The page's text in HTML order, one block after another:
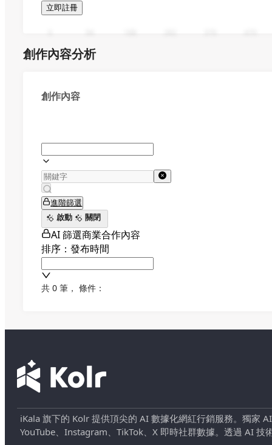
立即註冊
創作內容分析
創作內容
進階篩選
啟動
關閉
AI 篩選商業合作內容
排序：發布時間
共 0 筆 ， 條件：
iKala 旗下的 Kolr 提供頂尖的 AI 數據化網紅行銷服務。獨家
YouTube、Instagram、TikTok、X 即時社群數據。透過 AI